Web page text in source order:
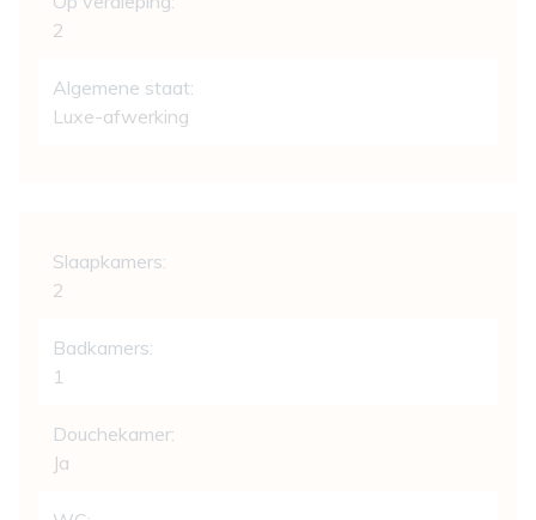
2
Algemene staat:
Luxe-afwerking
Slaapkamers:
2
Badkamers:
1
Douchekamer:
Ja